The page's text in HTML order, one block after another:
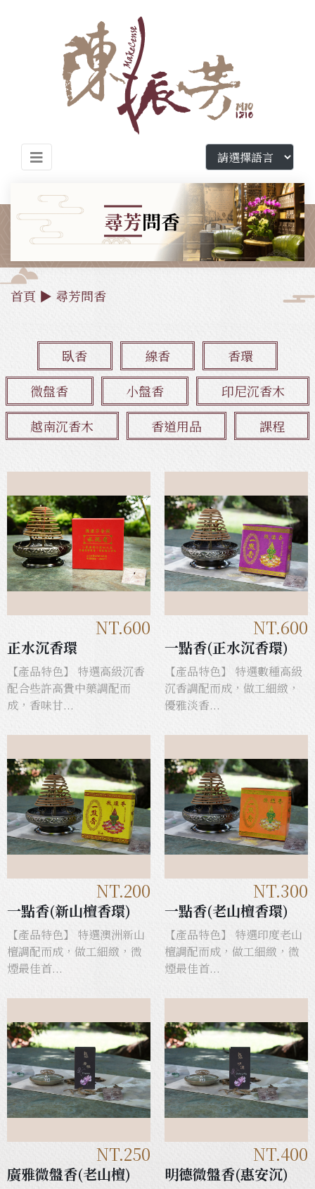
尋芳問香
首頁 ▶ 尋芳問香
臥香 線香
香環
微盤香
小盤香
印尼沉香木
越南沉香木
香道用品 課程
NT.600
正水沉香環
【產品特色】 特選高級沉香
配合些許高貴中藥調配而
成，香味甘...
NT.600
一點香(正水沉香環)
【產品特色】 特選數種高級
沉香調配而成，做工細緻，
優雅淡香...
NT.200
一點香(新山檀香環)
【產品特色】 特選澳洲新山
檀調配而成，做工細緻，微
煙最佳首...
NT.300
一點香(老山檀香環)
【產品特色】 特選印度老山
檀調配而成，做工細緻，微
煙最佳首...
NT.250
廣雅微盤香(老山檀)
NT.400
明德微盤香(惠安沉)